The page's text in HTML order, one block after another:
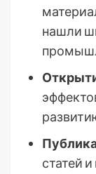
нашли
статей